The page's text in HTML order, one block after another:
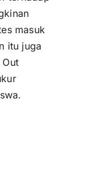
masuk
itu juga